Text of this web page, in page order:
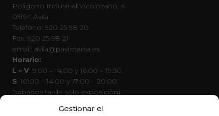
Gestionar el
Poligono Industrial Vicolozano, 4
05194 Avila
Teléfono: 920 25 98 20
Fax: 920 25 98 21
email: avila@pavimarsa.es
Horario:
L – V: 9:00 – 14:00 y 16:00 – 19:30.
S: 10:00 – 14:00 y 17:00 – 20:00.
(sábados tarde sólo exposición)